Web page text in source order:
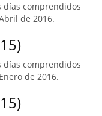
días comprendidos
de 2016.
días comprendidos
de 2016.